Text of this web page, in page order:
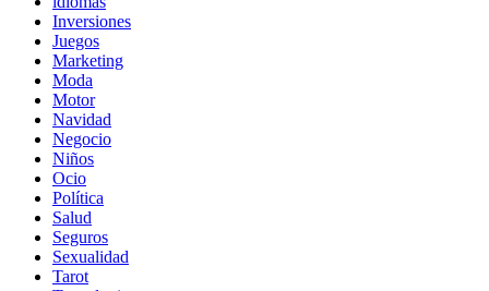
Inversiones
Juegos
Marketing
Moda
Motor
Navidad
Negocio
Niños
Ocio
Política
Salud
Seguros
Sexualidad
Tarot